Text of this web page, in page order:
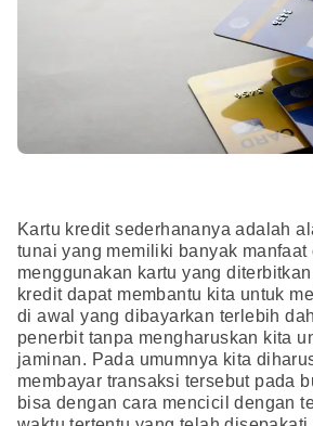
Kartu kredit sederhananya adalah
tunai yang memiliki banyak manfaat
menggunakan kartu yang
kredit dapat membantu kita untuk
di awal yang dibayarkan terlebih
penerbit tanpa mengharuskan kita
jaminan. Pada umumnya kita
membayar transaksi tersebut pada
bisa dengan cara mencicil dengan